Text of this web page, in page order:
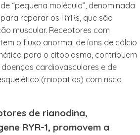
“pequena molécula”, denominada
reparar os RYRs, que são
muscular. Receptores com
o fluxo anormal de íons de cálcio
para o citoplasma, contribuem
cardiovasculares e de
(miopatias) com risco
de rianodina,
RYR-1, promovem a